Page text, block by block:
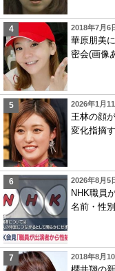
2018年7月6
華原朋美
密会(画像
2026年1月
王林の顔
変化指摘
2026年8月5
NHK職員
名前・性
2018年8月